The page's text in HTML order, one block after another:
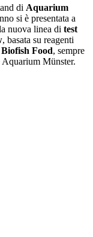
di Aquarium
si è presentata a
nuova linea di test
, basata su reagenti
Food, sempre
Münster.